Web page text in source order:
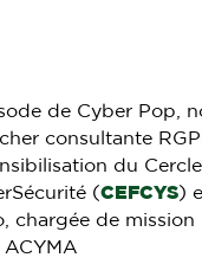
de Cyber Pop,
consultante
du
(CEFCYS)
chargée de mission